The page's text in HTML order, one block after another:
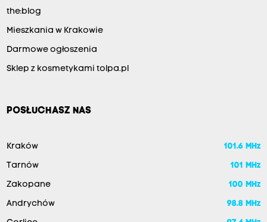
the:blog
Mieszkania w Krakowie
Darmowe ogłoszenia
Sklep z kosmetykami tolpa.pl
POSŁUCHASZ NAS
Kraków 101.6 MHz
Tarnów 101 MHz
Zakopane 100 MHz
Andrychów 98.8 MHz